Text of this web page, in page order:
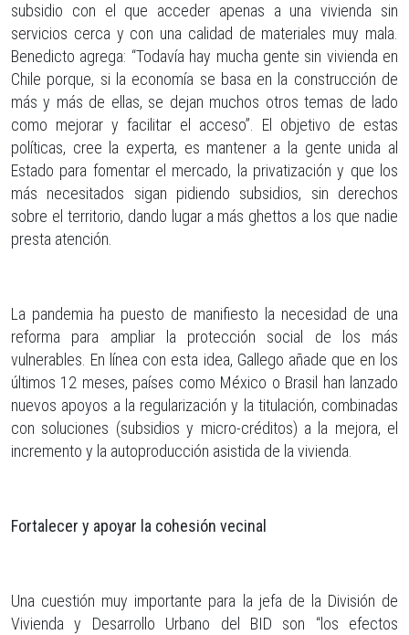
subsidio con el que acceder apenas a una vivienda sin
servicios cerca y con una calidad de materiales muy mala.
Benedicto agrega: “Todavía hay mucha gente sin vivienda en
Chile porque, si la economía se basa en la construcción de
más y más de ellas, se dejan muchos otros temas de lado
como mejorar y facilitar el acceso”. El objetivo de estas
políticas, cree la experta, es mantener a la gente unida al
Estado para fomentar el mercado, la privatización y que los
más necesitados sigan pidiendo subsidios, sin derechos
sobre el territorio, dando lugar a más ghettos a los que nadie
presta atención.
La pandemia ha puesto de manifiesto la necesidad de una
reforma para ampliar la protección social de los más
vulnerables. En línea con esta idea, Gallego añade que en los
últimos 12 meses, países como México o Brasil han lanzado
nuevos apoyos a la regularización y la titulación, combinadas
con soluciones (subsidios y micro-créditos) a la mejora, el
incremento y la autoproducción asistida de la vivienda.
Fortalecer y apoyar la cohesión vecinal
Una cuestión muy importante para la jefa de la División de
Vivienda y Desarrollo Urbano del BID son “los efectos